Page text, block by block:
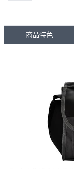
商品特色